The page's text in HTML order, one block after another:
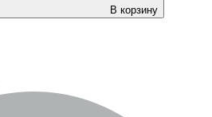
В корзину